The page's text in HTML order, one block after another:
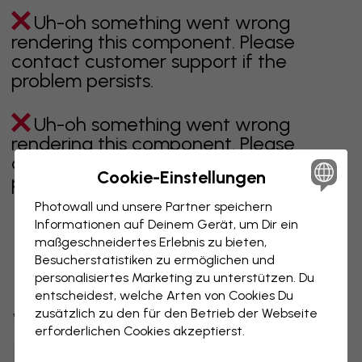
Uh-oh something went wrong
rendering this component. Please
contact customer support if the
problem persists.
Uh-oh something went wrong
rendering this component. Please
contact customer support if the
problem persists.
Zeigt Seite 1 von 1 Seiten
Weitere Kategorien entdecken
Cookie-Einstellungen
Photowall und unsere Partner speichern
Informationen auf Deinem Gerät, um Dir ein
maßgeschneidertes Erlebnis zu bieten,
Besucherstatistiken zu ermöglichen und
personalisiertes Marketing zu unterstützen. Du
entscheidest, welche Arten von Cookies Du
zusätzlich zu den für den Betrieb der Webseite
erforderlichen Cookies akzeptierst.